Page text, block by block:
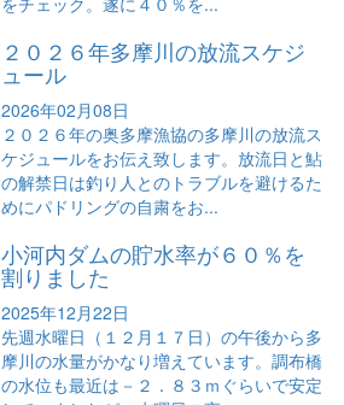
２０２６年多摩川の放流スケジ
ュール
2026年02月08日
２０２６年の奥多摩漁協の多摩川の放流ス
ケジュールをお伝え致します。放流日と鮎
の解禁日は釣り人とのトラブルを避けるた
めにパドリングの自粛をお...
小河内ダムの貯水率が６０％を
割りました
2025年12月22日
先週水曜日（１２月１７日）の午後から多
摩川の水量がかなり増えています。調布橋
の水位も最近は－２．８３ｍぐらいで安定